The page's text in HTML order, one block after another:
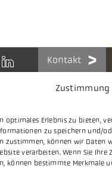
Zustimmung
optimales Erlebnis zu bieten,
zu speichern und/
zustimmen, können wir Daten
verarbeiten. Wenn Sie
können bestimmte Merkmale
Kontakt
Themen
Presse